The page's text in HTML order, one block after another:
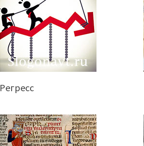
Регресс